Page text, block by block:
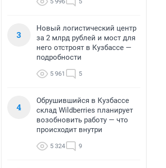
3
Новый логистический центр
за 2 млрд рублей и мост для
него отстроят в Кузбассе —
подробности
5 961 5
4
Обрушившийся в Кузбассе
склад Wildberries планирует
возобновить работу — что
происходит внутри
5 324 9